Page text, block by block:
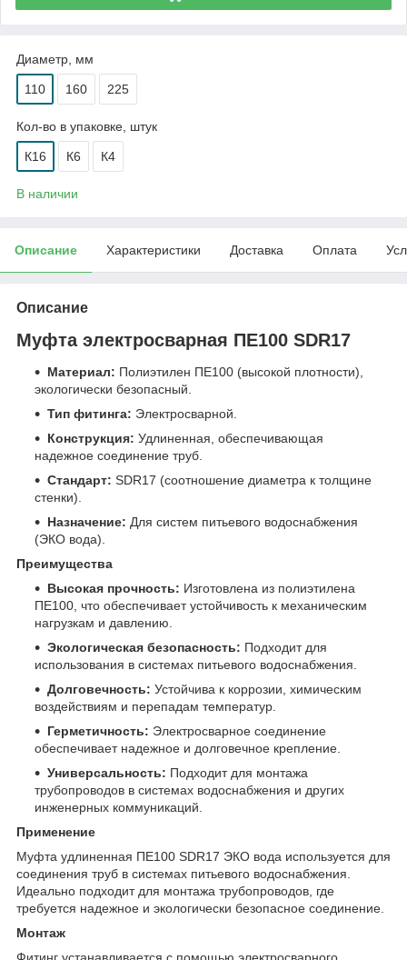
Диаметр, мм
110 160 225
Кол-во в упаковке, штук
К16 К6 К4
В наличии
Описание Характеристики Доставка Оплата
Описание
Муфта электросварная ПЕ100 SDR17
Материал: Полиэтилен ПЕ100 (высокой плотности),
экологически безопасный.
Тип фитинга: Электросварной.
Конструкция: Удлиненная, обеспечивающая
надежное соединение труб.
Стандарт: SDR17 (соотношение диаметра к толщине
стенки).
Назначение: Для систем питьевого водоснабжения
(ЭКО вода).
Преимущества
Высокая прочность: Изготовлена из полиэтилена
ПЕ100, что обеспечивает устойчивость к механическим
нагрузкам и давлению.
Экологическая безопасность: Подходит для
использования в системах питьевого водоснабжения.
Долговечность: Устойчива к коррозии, химическим
воздействиям и перепадам температур.
Герметичность: Электросварное соединение
обеспечивает надежное и долговечное крепление.
Универсальность: Подходит для монтажа
трубопроводов в системах водоснабжения и других
инженерных коммуникаций.
Применение
Муфта удлиненная ПЕ100 SDR17 ЭКО вода используется для
соединения труб в системах питьевого водоснабжения.
Идеально подходит для монтажа трубопроводов, где
требуется надежное и экологически безопасное соединение.
Монтаж